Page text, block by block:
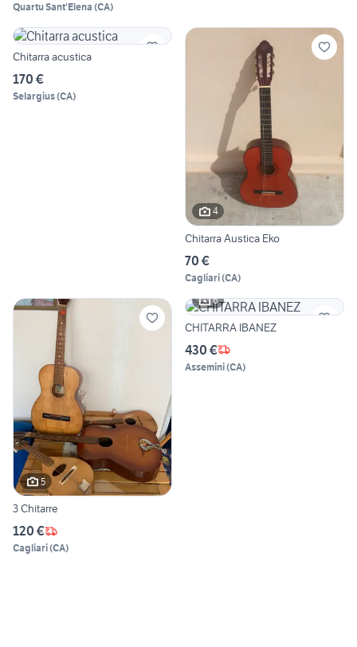
Quartu Sant'Elena (CA)
Chitarra acustica
170 €
Selargius(CA)
4
Chitarra Austica Eko
70 €
Cagliari(CA)
5
3 Chitarre
120 €
Cagliari(CA)
6
CHITARRA IBANEZ
430 €
Assemini(CA)